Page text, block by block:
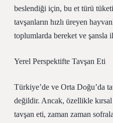
beslendiği için, bu et türü
tavşanların hızlı üreyen
toplumlarda bereket ve şansla
Yerel Perspektifte Tavşan Eti
Türkiye’de ve Orta Doğu’da
değildir. Ancak, özellikle
tavşan eti, zaman zaman